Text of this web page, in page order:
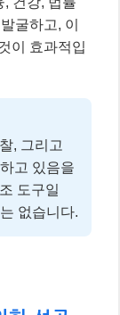
전략이 어떻
경 라이프스
로거 김지
년 초부터